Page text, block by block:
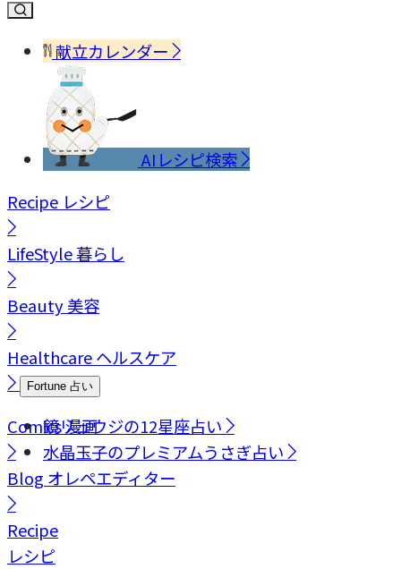
献立カレンダー
AIレシピ検索
Recipe レシピ
LifeStyle暮らし
Beauty美容
Healthcareヘルスケア
Fortune 占い
鏡リュウジの12星座占い
水晶玉子のプレミアムうさぎ占い
Comics漫画
Blog オレペエディター
Recipe
レシピ